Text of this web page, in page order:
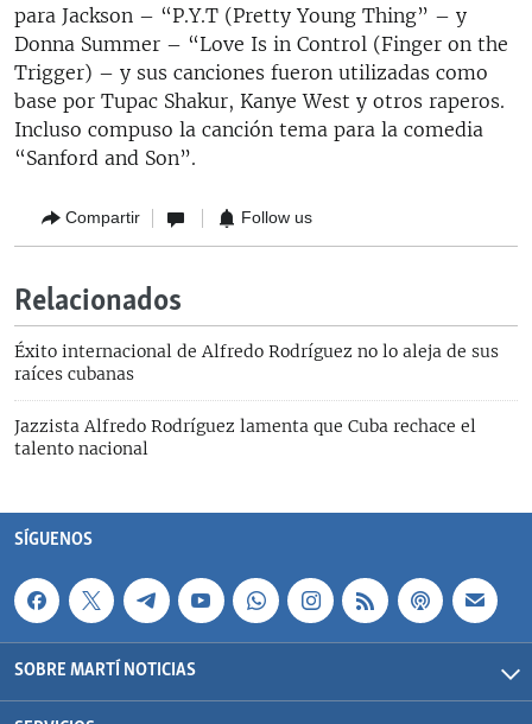
para Jackson – “P.Y.T (Pretty Young Thing” – y
Donna Summer – “Love Is in Control (Finger on the
Trigger) – y sus canciones fueron utilizadas como
base por Tupac Shakur, Kanye West y otros raperos.
Incluso compuso la canción tema para la comedia
“Sanford and Son”.
Compartir Follow us
Relacionados
Éxito internacional de Alfredo Rodríguez no lo aleja de sus
raíces cubanas
Jazzista Alfredo Rodríguez lamenta que Cuba rechace el
talento nacional
SÍGUENOS
SOBRE MARTÍ NOTICIAS